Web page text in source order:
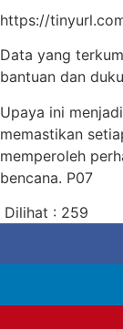
https://
Data yang
bantuan dan
Upaya ini
memastikan
memperoleh
bencana. P07
Dilihat : 259